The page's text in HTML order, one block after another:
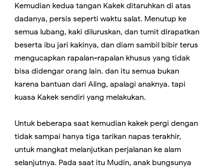
Kemudian kedua tangan Kakek ditaruhkan di atas
dadanya, persis seperti waktu salat. Menutup ke
semua lubang, kaki diluruskan, dan tumit dirapatkan
beserta ibu jari kakinya, dan diam sambil bibir terus
mengucapkan rapalan-rapalan khusus yang tidak
bisa didengar orang lain. dan itu semua bukan
karena bantuan dari Aling, apalagi anaknya. tapi
kuasa Kakek sendiri yang melakukan.
Untuk beberapa saat kemudian kakek pergi dengan
tidak sampai hanya tiga tarikan napas terakhir,
untuk mangkat melanjutkan perjalanan ke alam
selanjutnya. Pada saat itu Mudin, anak bungsunya